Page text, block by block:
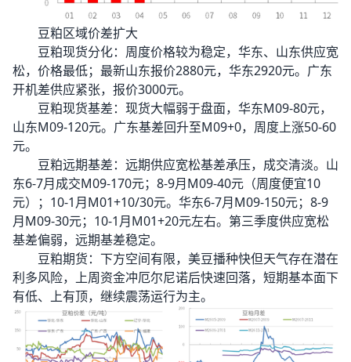
豆粕区域价差扩大
豆粕现货分化：周度价格较为稳定，华东、山东供应宽
松，价格最低；最新山东报价2880元，华东2920元。广东
开机差供应紧张，报价3000元。
豆粕现货基差：现货大幅弱于盘面，华东M09-80元，
山东M09-120元。广东基差回升至M09+0，周度上涨50-60
元。
豆粕远期基差：远期供应宽松基差承压，成交清淡。山
东6-7月成交M09-170元；8-9月M09-40元（周度便宜10
元）；10-1月M01+10/30元。华东6-7月M09-150元；8-9
月M09-30元；10-1月M01+20元左右。第三季度供应宽松
基差偏弱，远期基差稳定。
豆粕期货：下方空间有限，美豆播种快但天气存在潜在
利多风险，上周资金冲厄尔尼诺后快速回落，短期基本面下
有低、上有顶，继续震荡运行为主。